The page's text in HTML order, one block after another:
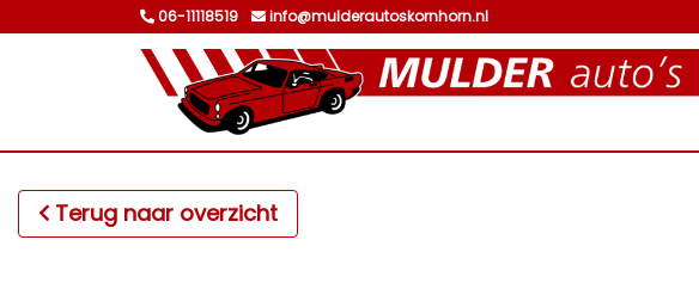
06-11118519 info@mulderautoskornhorn.nl
Terug naar overzicht